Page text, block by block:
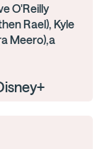
O'Reilly
Rael), Kyle
Meero),a